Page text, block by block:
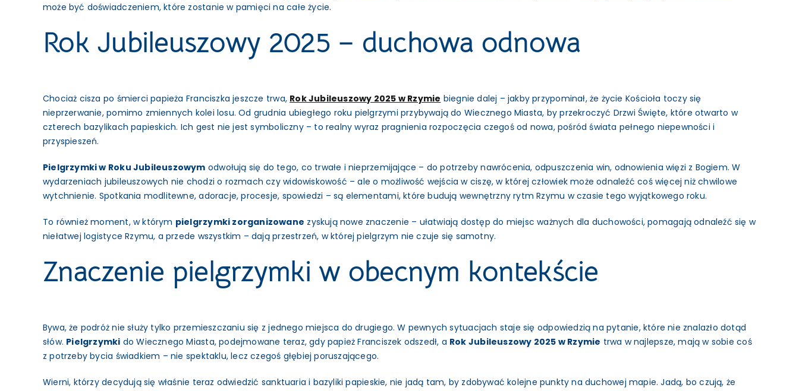
może być doświadczeniem, które zostanie w pamięci na całe życie.
Rok Jubileuszowy 2025 – duchowa odnowa
Chociaż cisza po śmierci papieża Franciszka jeszcze trwa, Rok Jubileuszowy 2025 w Rzymie biegnie dalej – jakby przypominał, że życie Kościoła toczy się
nieprzerwanie, pomimo zmiennych kolei losu. Od grudnia ubiegłego roku pielgrzymi przybywają do Wiecznego Miasta, by przekroczyć Drzwi Święte, które otwarto w
czterech bazylikach papieskich. Ich gest nie jest symboliczny – to realny wyraz pragnienia rozpoczęcia czegoś od nowa, pośród świata pełnego niepewności i
przyspieszeń.
Pielgrzymki w Roku Jubileuszowym odwołują się do tego, co trwałe i nieprzemijające – do potrzeby nawrócenia, odpuszczenia win, odnowienia więzi z Bogiem. W
wydarzeniach jubileuszowych nie chodzi o rozmach czy widowiskowość – ale o możliwość wejścia w ciszę, w której człowiek może odnaleźć coś więcej niż chwilowe
wytchnienie. Spotkania modlitewne, adoracje, procesje, spowiedzi – są elementami, które budują wewnętrzny rytm Rzymu w czasie tego wyjątkowego roku.
To również moment, w którym pielgrzymki zorganizowane zyskują nowe znaczenie – ułatwiają dostęp do miejsc ważnych dla duchowości, pomagają odnaleźć się w
niełatwej logistyce Rzymu, a przede wszystkim – dają przestrzeń, w której pielgrzym nie czuje się samotny.
Znaczenie pielgrzymki w obecnym kontekście
Bywa, że podróż nie służy tylko przemieszczaniu się z jednego miejsca do drugiego. W pewnych sytuacjach staje się odpowiedzią na pytanie, które nie znalazło dotąd
słów. Pielgrzymki do Wiecznego Miasta, podejmowane teraz, gdy papież Franciszek odszedł, a Rok Jubileuszowy 2025 w Rzymie trwa w najlepsze, mają w sobie coś
z potrzeby bycia świadkiem – nie spektaklu, lecz czegoś głębiej poruszającego.
Wierni, którzy decydują się właśnie teraz odwiedzić sanktuaria i bazyliki papieskie, nie jadą tam, by zdobywać kolejne punkty na duchowej mapie. Jadą, bo czują, że